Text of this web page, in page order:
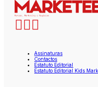
Assinaturas
Contactos
Estatuto Editorial
Estatuto Editorial Kids